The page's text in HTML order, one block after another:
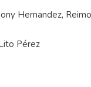
Hernandez,
Pérez